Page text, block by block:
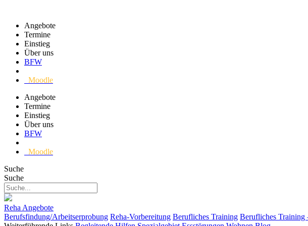
Angebote
Termine
Einstieg
Über uns
BFW
Moodle
Angebote
Termine
Einstieg
Über uns
BFW
Moodle
Suche
Suche
Reha Angebote
Berufsfindung/Arbeitserprobung Reha-Vorbereitung Berufliches Training Berufliches Training